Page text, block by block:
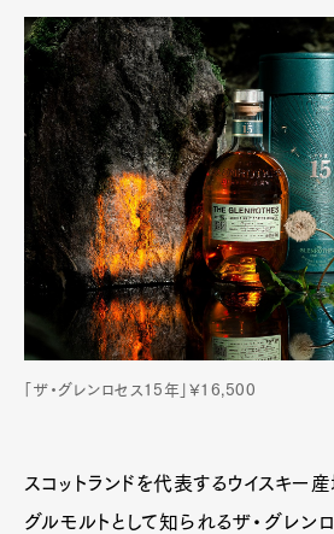
「ザ・グレンロセス15年」¥16,500
スコットランドを代表するウイスキー
グルモルトとして知られるザ・グレン